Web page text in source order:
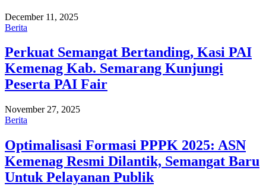
December 11, 2025
Berita
Perkuat Semangat Bertanding, Kasi PAI
Kemenag Kab. Semarang Kunjungi
Peserta PAI Fair
November 27, 2025
Berita
Optimalisasi Formasi PPPK 2025: ASN
Kemenag Resmi Dilantik, Semangat Baru
Untuk Pelayanan Publik